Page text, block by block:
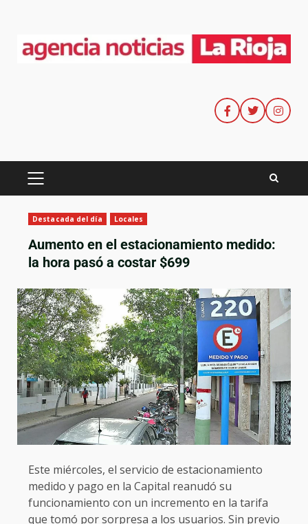
Destacada del día Locales
Aumento en el estacionamiento medido:
la hora pasó a costar $699
Este miércoles, el servicio de estacionamiento
medido y pago en la Capital reanudó su
funcionamiento con un incremento en la tarifa
que tomó por sorpresa a los usuarios. Sin previo